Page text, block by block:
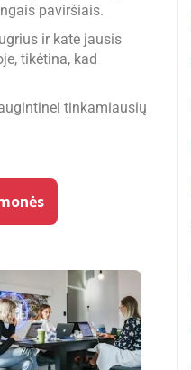
paviršiais.
ir katė jausis
tikėtina, kad
tinkamiausių